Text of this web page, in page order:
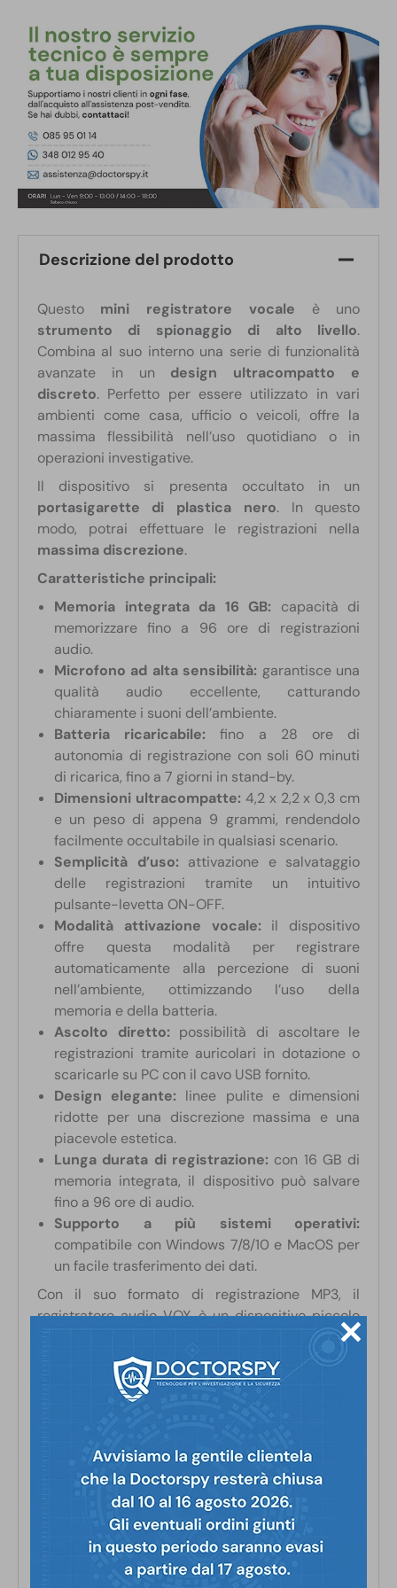
Descrizione del prodotto
Questo mini registratore vocale è uno
strumento di spionaggio di alto livello.
Combina al suo interno una serie di funzionalità
avanzate in un design ultracompatto e
discreto. Perfetto per essere utilizzato in vari
ambienti come casa, ufficio o veicoli, offre la
massima flessibilità nell’uso quotidiano o in
operazioni investigative.
Il dispositivo si presenta occultato in un
portasigarette di plastica nero. In questo
modo, potrai effettuare le registrazioni nella
massima discrezione.
Caratteristiche principali:
Memoria integrata da 16 GB: capacità di
memorizzare fino a 96 ore di registrazioni
audio.
Microfono ad alta sensibilità: garantisce una
qualità audio eccellente, catturando
chiaramente i suoni dell’ambiente.
Batteria ricaricabile: fino a 28 ore di
autonomia di registrazione con soli 60 minuti
di ricarica, fino a 7 giorni in stand-by.
Dimensioni ultracompatte: 4,2 x 2,2 x 0,3 cm
e un peso di appena 9 grammi, rendendolo
facilmente occultabile in qualsiasi scenario.
Semplicità d’uso: attivazione e salvataggio
delle registrazioni tramite un intuitivo
pulsante-levetta ON-OFF.
Modalità attivazione vocale: il dispositivo
offre questa modalità per registrare
automaticamente alla percezione di suoni
nell’ambiente, ottimizzando l’uso della
memoria e della batteria.
Ascolto diretto: possibilità di ascoltare le
registrazioni tramite auricolari in dotazione o
scaricarle su PC con il cavo USB fornito.
Design elegante: linee pulite e dimensioni
ridotte per una discrezione massima e una
piacevole estetica.
Lunga durata di registrazione: con 16 GB di
memoria integrata, il dispositivo può salvare
fino a 96 ore di audio.
Supporto a più sistemi operativi:
compatibile con Windows 7/8/10 e MacOS per
un facile trasferimento dei dati.
Con il suo formato di registrazione MP3, il
registratore audio VOX è un dispositivo piccolo
ma potente, ideale per la registrazione discreta in
una vasta gamma di situazioni.
Come tutti i prodotti in vendita su Doctorspy.it,
anche questo dispositivo è realizzato con
Se haidubbi o domande, contatta il
nostroservizio tecnicoallo085 950114
Whatsappal348 01 29 540. Saremo lieti di
guidarti nella scelta del prodotto più adatto alle
tue esigenze o, dopo l’acquisto, aiutarti con la
configurazione.